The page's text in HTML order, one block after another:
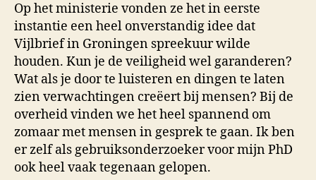
Op het ministerie vonden ze het in eerste
instantie een heel onverstandig idee dat
Vijlbrief in Groningen spreekuur wilde
houden. Kun je de veiligheid wel garanderen?
Wat als je door te luisteren en dingen te laten
zien verwachtingen creëert bij mensen? Bij de
overheid vinden we het heel spannend om
zomaar met mensen in gesprek te gaan. Ik ben
er zelf als gebruiksonderzoeker voor mijn PhD
ook heel vaak tegenaan gelopen.